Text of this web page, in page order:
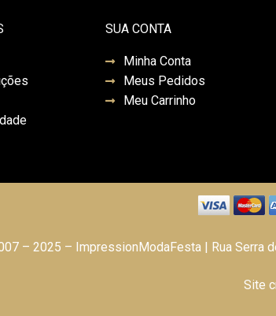
SUA CONTA
Minha Conta
Meus Pedidos
Meu Carrinho
– 2025 – ImpressionModaFesta | Rua Serra
Site